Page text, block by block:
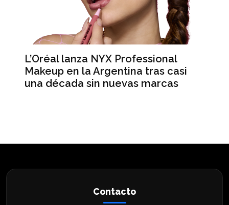
L’Oréal lanza NYX Professional
Makeup en la Argentina tras casi
una década sin nuevas marcas
Contacto